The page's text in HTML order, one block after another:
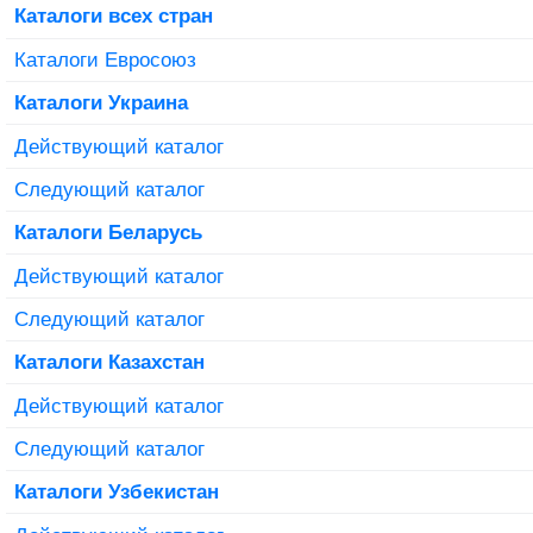
Каталоги всех стран
Каталоги Евросоюз
Каталоги Украина
Действующий каталог
Следующий каталог
Каталоги Беларусь
Действующий каталог
Следующий каталог
Каталоги Казахстан
Действующий каталог
Следующий каталог
Каталоги Узбекистан